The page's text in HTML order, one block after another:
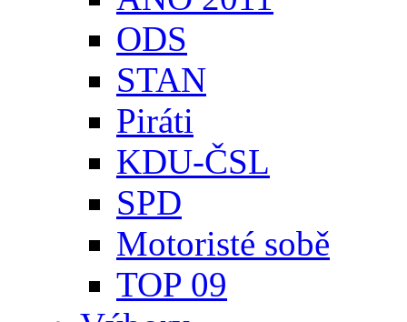
ODS
STAN
Piráti
KDU-ČSL
SPD
Motoristé sobě
TOP 09